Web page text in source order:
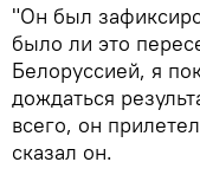
"Он был
было ли это
Белоруссией, я
дождаться
всего, он
сказал он.